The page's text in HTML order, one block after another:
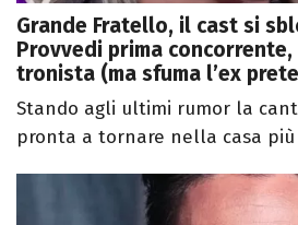
Grande Fratello, il cast si
Provvedi prima concorrente,
tronista (ma sfuma l’ex
Stando agli ultimi rumor la
pronta a tornare nella casa più